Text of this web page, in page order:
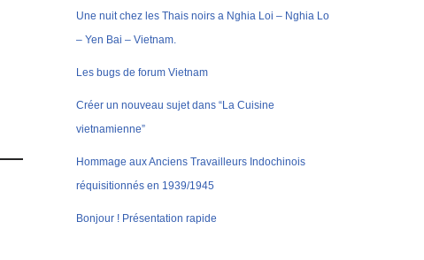
Une nuit chez les Thais noirs a Nghia Loi – Nghia Lo
– Yen Bai – Vietnam.
Les bugs de forum Vietnam
Créer un nouveau sujet dans “La Cuisine
vietnamienne”
Hommage aux Anciens Travailleurs Indochinois
réquisitionnés en 1939/1945
Bonjour ! Présentation rapide